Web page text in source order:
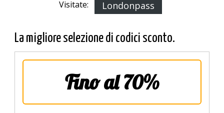
Visitate: Londonpass
La migliore selezione di codici sconto.
Fino al 70%